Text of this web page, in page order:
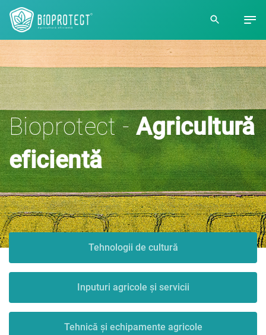
Bioprotect -Agricultură
eficientă
Tehnologii de cultură
Inputuri agricole și servicii
Tehnică și echipamente agricole